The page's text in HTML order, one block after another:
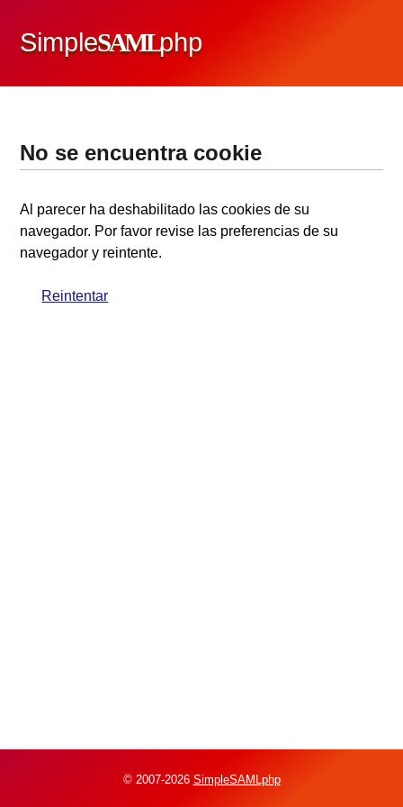
SimpleSAMLphp
No se encuentra cookie
Al parecer ha deshabilitado las cookies de su
navegador. Por favor revise las preferencias de su
navegador y reintente.
Reintentar
© 2007-2026 SimpleSAMLphp